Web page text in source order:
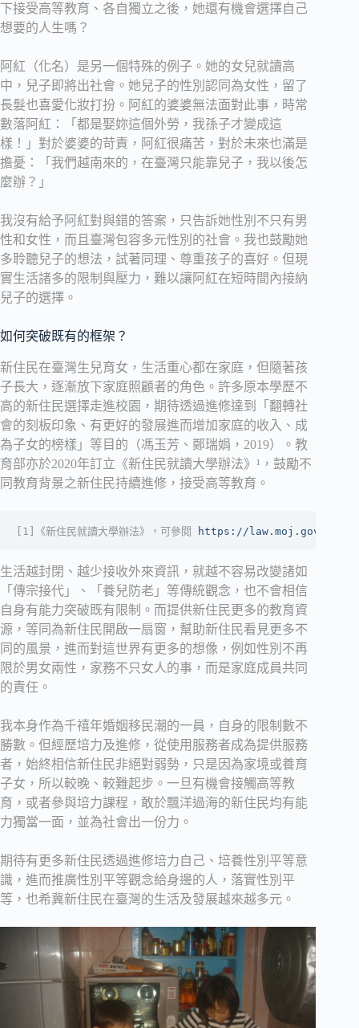
下接受高等教育、各自獨立之後，她還有機會選擇自己
想要的人生嗎？
阿紅（化名）是另一個特殊的例子。她的女兒就讀高
中，兒子即將出社會。她兒子的性別認同為女性，留了
長髮也喜愛化妝打扮。阿紅的婆婆無法面對此事，時常
數落阿紅：「都是娶妳這個外勞，我孫子才變成這
樣！」對於婆婆的苛責，阿紅很痛苦，對於未來也滿是
擔憂：「我們越南來的，在臺灣只能靠兒子，我以後怎
麼辦？」
我沒有給予阿紅對與錯的答案，只告訴她性別不只有男
性和女性，而且臺灣包容多元性別的社會。我也鼓勵她
多聆聽兒子的想法，試著同理、尊重孩子的喜好。但現
實生活諸多的限制與壓力，難以讓阿紅在短時間內接納
兒子的選擇。
如何突破既有的框架？
新住民在臺灣生兒育女，生活重心都在家庭，但隨著孩
子長大，逐漸放下家庭照顧者的角色。許多原本學歷不
高的新住民選擇走進校園，期待透過進修達到「翻轉社
會的刻板印象、有更好的發展進而增加家庭的收入、成
為子女的榜樣」等目的（馮玉芳、鄭瑞娟，2019）。教
育部亦於2020年訂立《新住民就讀大學辦法》¹，鼓勵不
同教育背景之新住民持續進修，接受高等教育。
[1]《新住民就讀大學辦法》，可參閱 https://law.moj.gov.tw/
生活越封閉、越少接收外來資訊，就越不容易改變諸如
「傳宗接代」、「養兒防老」等傳統觀念，也不會相信
自身有能力突破既有限制。而提供新住民更多的教育資
源，等同為新住民開啟一扇窗，幫助新住民看見更多不
同的風景，進而對這世界有更多的想像，例如性別不再
限於男女兩性，家務不只女人的事，而是家庭成員共同
的責任。
我本身作為千禧年婚姻移民潮的一員，自身的限制數不
勝數。但經歷培力及進修，從使用服務者成為提供服務
者，始終相信新住民非絕對弱勢，只是因為家境或養育
子女，所以較晚、較難起步。一旦有機會接觸高等教
育，或者參與培力課程，敢於飄洋過海的新住民均有能
力獨當一面，並為社會出一份力。
期待有更多新住民透過進修培力自己、培養性別平等意
識，進而推廣性別平等觀念給身邊的人，落實性別平
等，也希冀新住民在臺灣的生活及發展越來越多元。